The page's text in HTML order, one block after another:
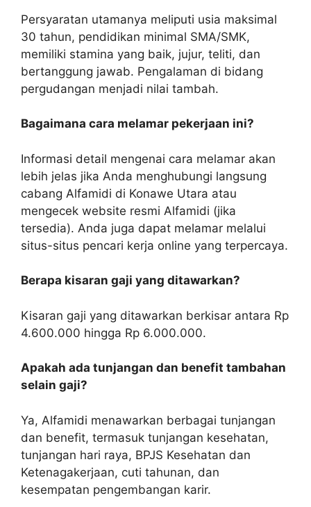
Persyaratan utamanya meliputi usia maksimal
30 tahun, pendidikan minimal SMA/SMK,
memiliki stamina yang baik, jujur, teliti, dan
bertanggung jawab. Pengalaman di bidang
pergudangan menjadi nilai tambah.
Bagaimana cara melamar pekerjaan ini?
Informasi detail mengenai cara melamar akan
lebih jelas jika Anda menghubungi langsung
cabang Alfamidi di Konawe Utara atau
mengecek website resmi Alfamidi (jika
tersedia). Anda juga dapat melamar melalui
situs-situs pencari kerja online yang terpercaya.
Berapa kisaran gaji yang ditawarkan?
Kisaran gaji yang ditawarkan berkisar antara Rp
4.600.000 hingga Rp 6.000.000.
Apakah ada tunjangan dan benefit tambahan
selain gaji?
Ya, Alfamidi menawarkan berbagai tunjangan
dan benefit, termasuk tunjangan kesehatan,
tunjangan hari raya, BPJS Kesehatan dan
Ketenagakerjaan, cuti tahunan, dan
kesempatan pengembangan karir.